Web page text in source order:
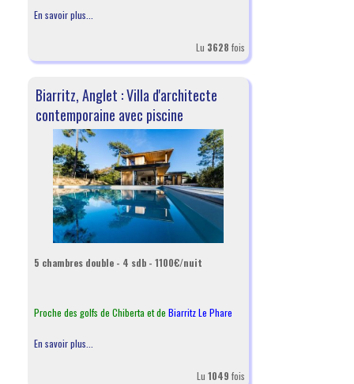
En savoir plus...
Lu 3628 fois
Biarritz, Anglet : Villa d'architecte
contemporaine avec piscine
5 chambres double - 4 sdb - 1100€/nuit
Proche des golfs de Chiberta et de Biarritz Le Phare
En savoir plus...
Lu 1049 fois